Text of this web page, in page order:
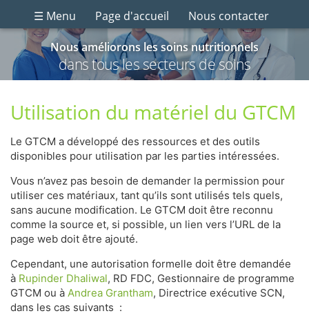
☰ Menu Page d'accueil Nous contacter
Nous améliorons les soins nutritionnels
dans tous les secteurs de soins
Utilisation du matériel du GTCM
Le GTCM a développé des ressources et des outils
disponibles pour utilisation par les parties intéressées.
Vous n’avez pas besoin de demander la permission pour
utiliser ces matériaux, tant qu’ils sont utilisés tels quels,
sans aucune modification. Le GTCM doit être reconnu
comme la source et, si possible, un lien vers l’URL de la
page web doit être ajouté.
Cependant, une autorisation formelle doit être demandée
à Rupinder Dhaliwal, RD FDC, Gestionnaire de programme
GTCM ou à Andrea Grantham, Directrice exécutive SCN,
dans les cas suivants :